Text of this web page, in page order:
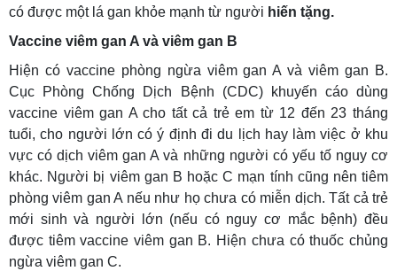
có được một lá gan khỏe mạnh từ người hiến tặng.
Vaccine viêm gan A và viêm gan B
Hiện có vaccine phòng ngừa viêm gan A và viêm gan B.
Cục Phòng Chống Dịch Bệnh (CDC) khuyến cáo dùng
vaccine viêm gan A cho tất cả trẻ em từ 12 đến 23 tháng
tuổi, cho người lớn có ý định đi du lịch hay làm việc ở khu
vực có dịch viêm gan A và những người có yếu tố nguy cơ
khác. Người bị viêm gan B hoặc C mạn tính cũng nên tiêm
phòng viêm gan A nếu như họ chưa có miễn dịch. Tất cả trẻ
mới sinh và người lớn (nếu có nguy cơ mắc bệnh) đều
được tiêm vaccine viêm gan B. Hiện chưa có thuốc chủng
ngừa viêm gan C.